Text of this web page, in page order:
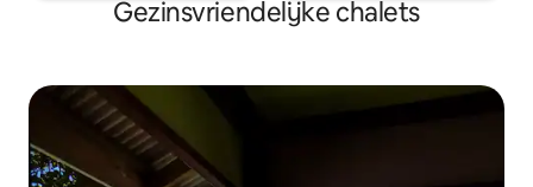
Gezinsvriendelijke chalets